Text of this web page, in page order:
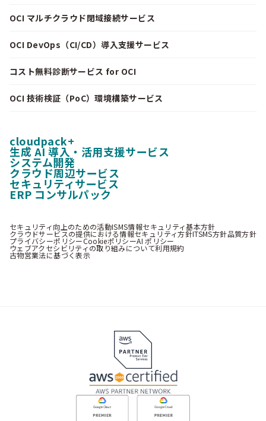
OCI マルチクラウド閉域接続サービス
OCI DevOps（CI/CD）導入支援サービス
コスト無料診断サービス for OCI
OCI 技術検証（PoC）環境構築サービス
cloudpack+
生成 AI 導入・活用支援サービス
システム開発
クラウド周辺サービス
セキュリティサービス
ERP コンサルパック
セキュリティ向上のための活動ISMS情報セキュリティ基本方針
クラウドサービスの提供における情報セキュリティ方針ITSMS方針品質方針
プライバシーポリシーCookieポリシーAI ポリシー
ウェブアクセシビリティの取り組みについて利用規約
古物営業法に基づく表示